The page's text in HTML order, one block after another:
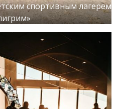
спортивным лагерем